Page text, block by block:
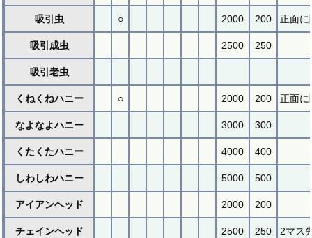
吸引虫 ○ 2000 200 正面に
吸引成虫 2500 250
吸引老虫
くねくねハニー ○ 2000 200 正面に
なよなよハニー 3000 300
くたくたハニー 4000 400
しわしわハニー 5000 500
アイアンヘッド 2000 200
チェインヘッド 2500 250 2マス